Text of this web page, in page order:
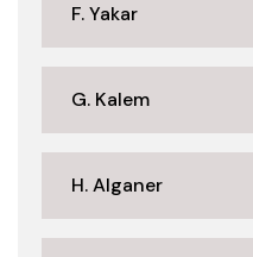
F. Yakar
G. Kalem
H. Alganer